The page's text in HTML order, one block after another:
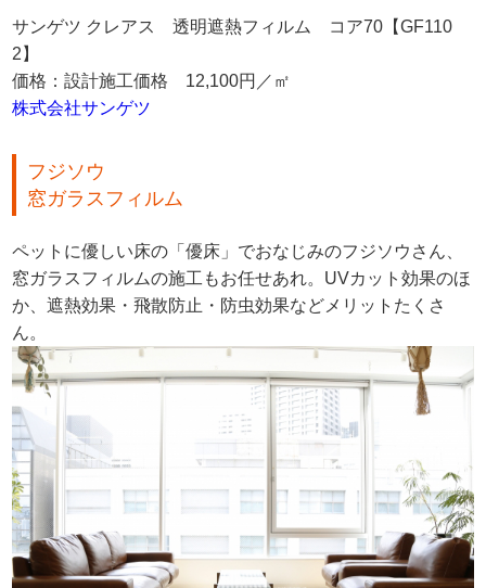
サンゲツ クレアス 透明遮熱フィルム コア70【GF110
2】
価格：設計施工価格 12,100円／㎡
株式会社サンゲツ
フジソウ
窓ガラスフィルム
ペットに優しい床の「優床」でおなじみのフジソウさん、
窓ガラスフィルムの施工もお任せあれ。UVカット効果のほ
か、遮熱効果・飛散防止・防虫効果などメリットたくさ
ん。